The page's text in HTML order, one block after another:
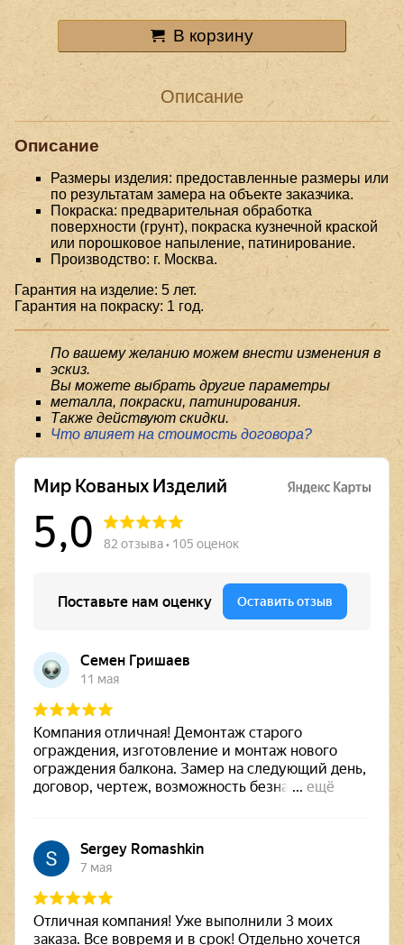
В корзину
Описание
Описание
Размеры изделия: предоставленные размеры или
по результатам замера на объекте заказчика.
Покраска: предварительная обработка
поверхности (грунт), покраска кузнечной краской
или порошковое напыление, патинирование.
Производство: г. Москва.
Гарантия на изделие: 5 лет.
Гарантия на покраску: 1 год.
По вашему желанию можем внести изменения в
эскиз.
Вы можете выбрать другие параметры
металла, покраски, патинирования.
Также действуют скидки.
Что влияет на стоимость договора?